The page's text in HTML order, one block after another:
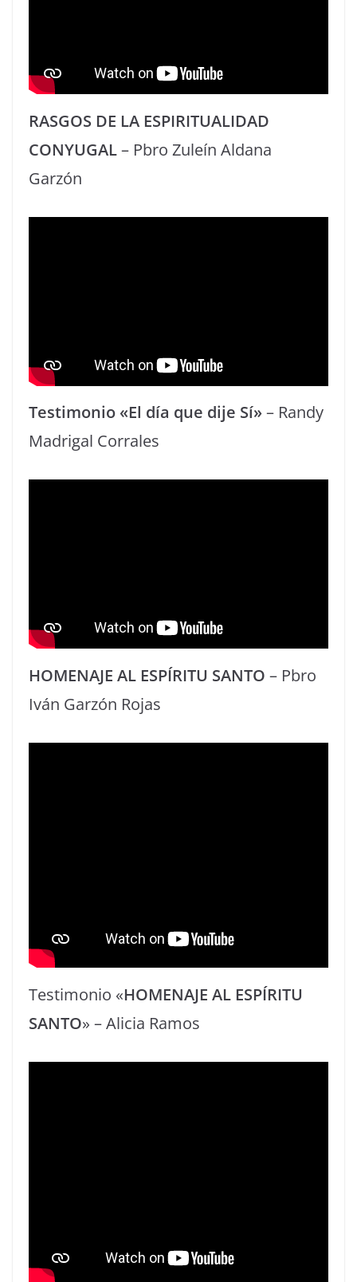
RASGOS DE LA ESPIRITUALIDAD
CONYUGAL– Pbro Zuleín Aldana
Garzón
Testimonio «El día que dije Sí»– Randy
Madrigal Corrales
HOMENAJE AL ESPÍRITU SANTO – Pbro
Iván Garzón Rojas
Testimonio «HOMENAJE AL ESPÍRITU
SANTO» – Alicia Ramos